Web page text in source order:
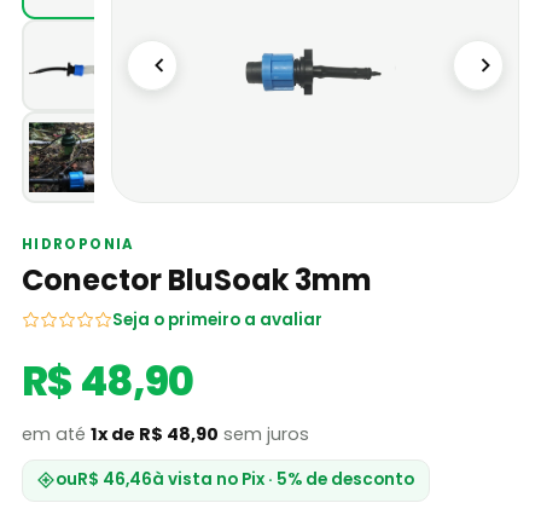
HIDROPONIA
Conector BluSoak 3mm
Seja o primeiro a avaliar
R$ 48,90
em até 1x de R$ 48,90 sem juros
ouR$ 46,46à vista no Pix · 5% de desconto